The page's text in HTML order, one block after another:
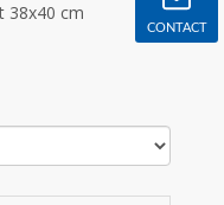
38x40 cm
CONTACT